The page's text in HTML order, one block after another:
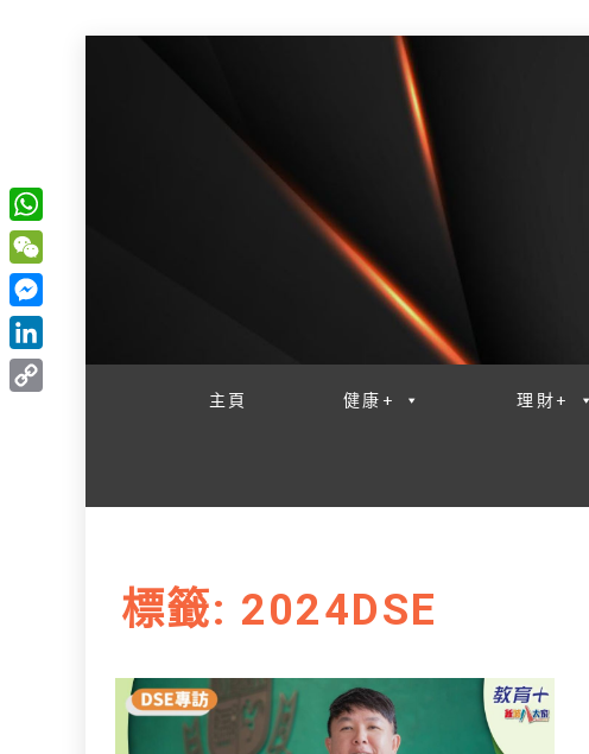
主頁 健康+ 理財+
標籤: 2024DSE
W
h
a
t
s
W
e
C
h
M
e
s
L
i